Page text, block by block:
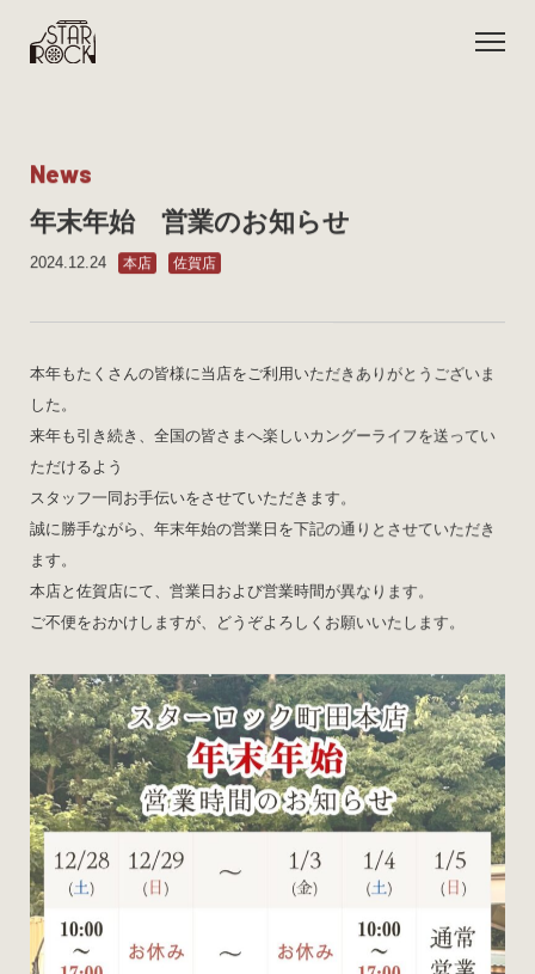
News
年末年始 営業のお知らせ
2024.12.24 本店 佐賀店
本年もたくさんの皆様に当店をご利用いただきありがとうございま
した。
来年も引き続き、全国の皆さまへ楽しいカングーライフを送ってい
ただけるよう
スタッフ一同お手伝いをさせていただきます。
誠に勝手ながら、年末年始の営業日を下記の通りとさせていただき
ます。
本店と佐賀店にて、営業日および営業時間が異なります。
ご不便をおかけしますが、どうぞよろしくお願いいたします。